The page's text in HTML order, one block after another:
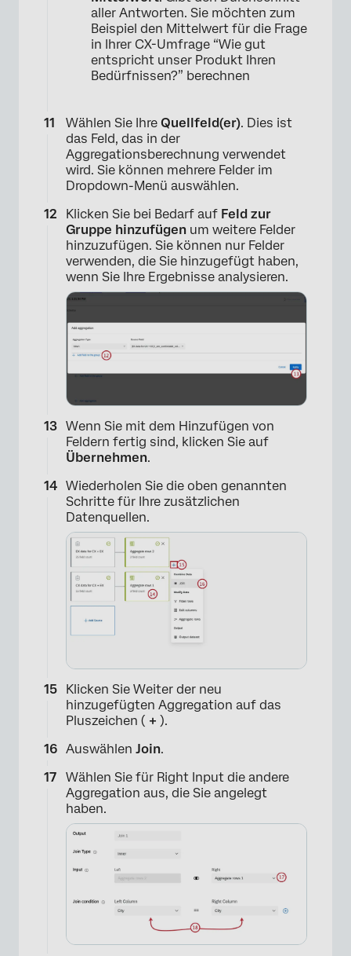
aller Antworten. Sie möchten zum
Beispiel den Mittelwert für die Frage
in Ihrer CX-Umfrage “Wie gut
entspricht unser Produkt Ihren
Bedürfnissen?” berechnen
Wählen Sie Ihre Quellfeld(er). Dies ist
das Feld, das in der
Aggregationsberechnung verwendet
wird. Sie können mehrere Felder im
Dropdown-Menü auswählen.
Klicken Sie bei Bedarf auf Feld zur
Gruppe hinzufügen um weitere Felder
hinzuzufügen. Sie können nur Felder
verwenden, die Sie hinzugefügt haben,
wenn Sie Ihre Ergebnisse analysieren.
Wenn Sie mit dem Hinzufügen von
Feldern fertig sind, klicken Sie auf
Übernehmen.
Wiederholen Sie die oben genannten
Schritte für Ihre zusätzlichen
Datenquellen.
Klicken Sie Weiter der neu
hinzugefügten Aggregation auf das
Pluszeichen ( + ).
Auswählen Join.
Wählen Sie für Right Input die andere
Aggregation aus, die Sie angelegt
haben.